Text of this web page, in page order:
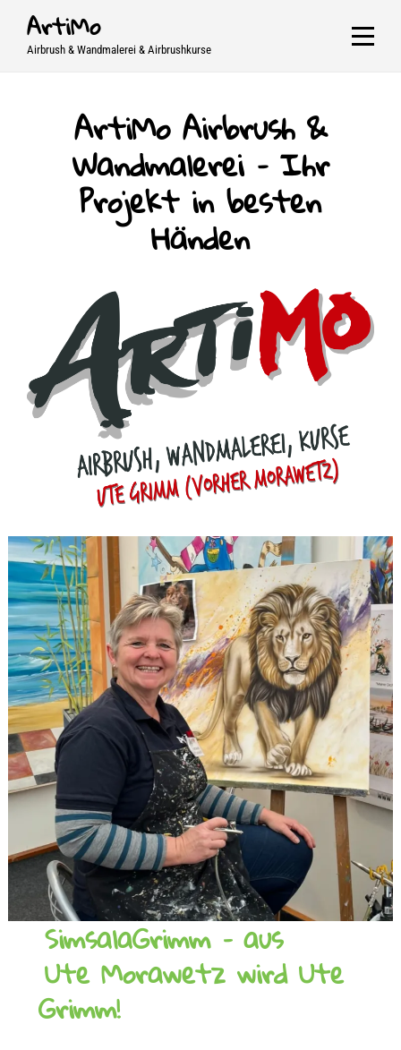
SkipArtiMo
Airbrush & Wandmalerei & Airbrushkurse
ArtiMo Airbrush &
Wandmalerei – Ihr
Projekt in besten
Händen
SimsalaGrimm – aus
Ute Morawetz wird Ute
Grimm!